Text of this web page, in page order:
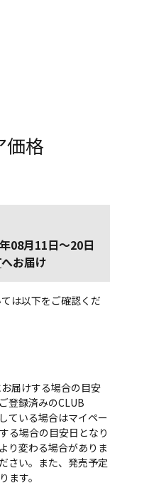
価格
08月11日～20日
へお届け
は以下をご確認くだ
届けする場合の目安
登録済みのCLUB
ている場合はマイペー
る場合の目安日となり
り変わる場合がありま
さい。また、発売予定
ます。